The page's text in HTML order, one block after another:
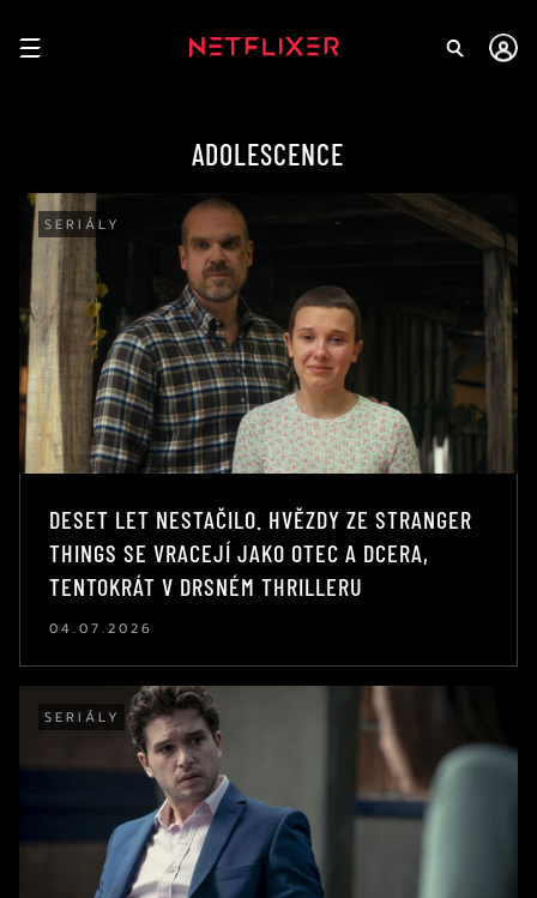
ADOLESCENCE
SERIÁLY
DESET LET NESTAČILO. HVĚZDY ZE STRANGER
THINGS SE VRACEJÍ JAKO OTEC A DCERA,
TENTOKRÁT V DRSNÉM THRILLERU
04.07.2026
SERIÁLY